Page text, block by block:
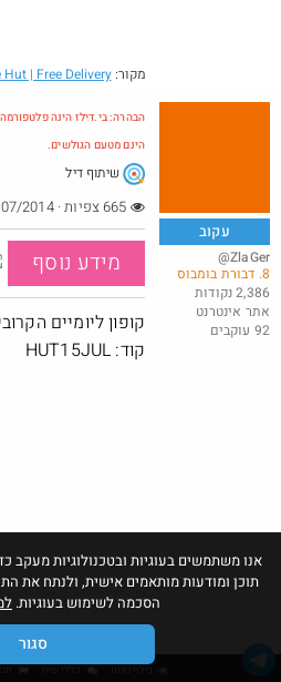
כל המוצרים באתר סטימצקי ב 35 שח .
אנו משתמשים בעוגיות ובטכנולוגיות מעקב
תוכן ומודעות מותאמים אישית, ולנתח את
הסכמה לשימוש בעוגיות.
סגור
מקור:Hut | Free Delivery
עקוב
@ZlaGer
8. דבורת בומבוס
2,386 נקודות
אתר אינטרנט
92 עוקבים
הבהרה: בי.דילז הינה
הינם מטעם הגולשים.
שיתוף דיל
מידע נוסף
קופון ליומיים הקרובים 15% הנחה על כל
קוד: HUT15JUL